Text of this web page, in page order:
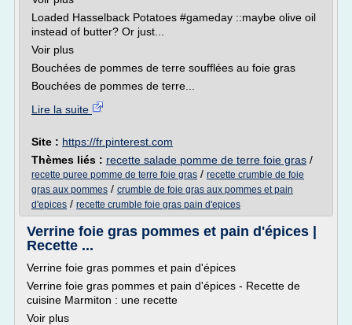
Loaded Hasselback Potatoes #gameday ::maybe olive oil
instead of butter? Or just...
Voir plus
Bouchées de pommes de terre soufflées au foie gras
Bouchées de pommes de terre...
Lire la suite
Site : https://fr.pinterest.com
Thèmes liés : recette salade pomme de terre foie gras /
recette puree pomme de terre foie gras / recette crumble de foie
gras aux pommes / crumble de foie gras aux pommes et pain
d'epices / recette crumble foie gras pain d'epices
Verrine foie gras pommes et pain d'épices |
Recette ...
Verrine foie gras pommes et pain d'épices
Verrine foie gras pommes et pain d'épices - Recette de
cuisine Marmiton : une recette
Voir plus